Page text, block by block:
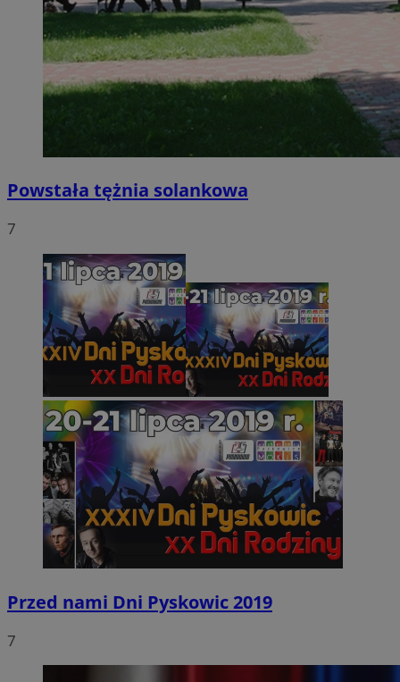
Powstała tężnia solankowa
7
Przed nami Dni Pyskowic 2019
7